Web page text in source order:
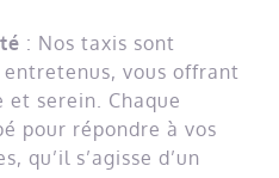
: Nos taxis sont
vous offrant
serein. Chaque
pour répondre à vos
qu’il s’agisse d’un